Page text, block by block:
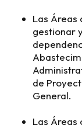
Las Áreas
gestionar
de
General.
Las Áreas